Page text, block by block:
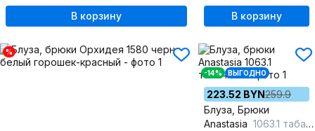
В корзину В корзину
%
-14% ВЫГОДНО
223.52 BYN259.9
Блуза, Брюки
Anastasia 1063.1 табачный